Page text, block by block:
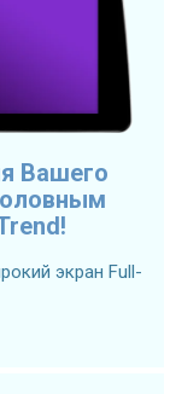
Вашего
экран Full-